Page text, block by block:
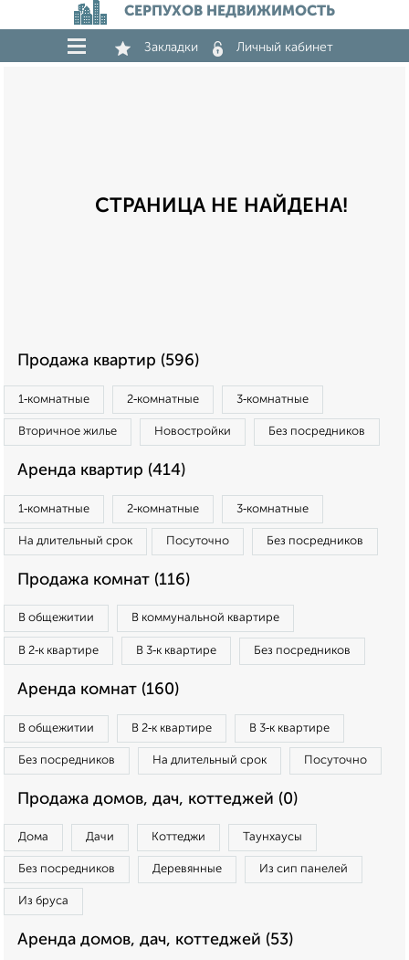
СЕРПУХОВ НЕДВИЖИМОСТЬ
Закладки Личный кабинет
СТРАНИЦА НЕ НАЙДЕНА!
Продажа квартир (596)
1‑комнатные 2‑комнатные 3‑комнатные
Вторичное жилье Новостройки Без посредников
Аренда квартир (414)
1‑комнатные 2‑комнатные 3‑комнатные
На длительный срок Посуточно Без посредников
Продажа комнат (116)
В общежитии В коммунальной квартире
В 2‑к квартире В 3‑к квартире Без посредников
Аренда комнат (160)
В общежитии В 2‑к квартире В 3‑к квартире
Без посредников На длительный срок Посуточно
Продажа домов, дач, коттеджей (0)
Дома Дачи Коттеджи Таунхаусы
Без посредников Деревянные Из сип панелей
Из бруса
Аренда домов, дач, коттеджей (53)